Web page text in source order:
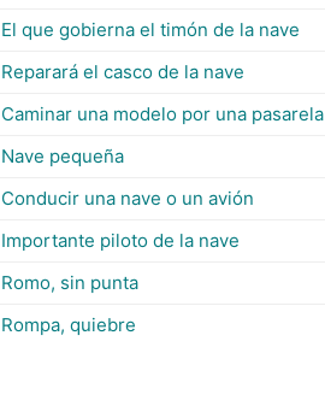
El que gobierna el timón de la nave
Reparará el casco de la nave
Caminar una modelo por una pasarela
Nave pequeña
Conducir una nave o un avión
Importante piloto de la nave
Romo, sin punta
Rompa, quiebre